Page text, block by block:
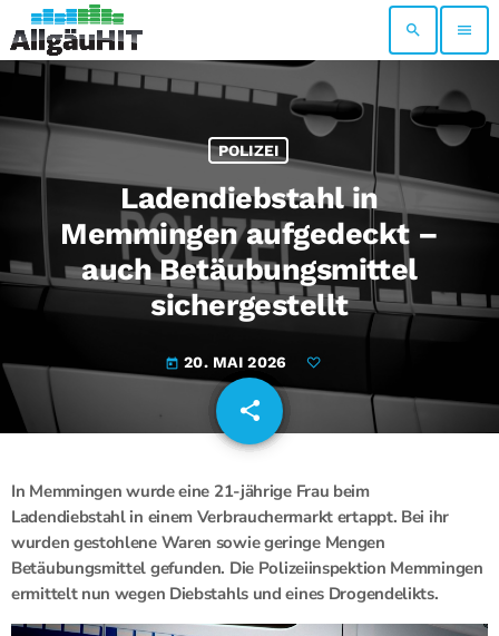
search menu
POLIZEI
Ladendiebstahl in
Memmingen aufgedeckt –
auch Betäubungsmittel
sichergestellt
today 20. MAI 2026
share
email
In Memmingen wurde eine 21-jährige Frau beim
Ladendiebstahl in einem Verbrauchermarkt ertappt. Bei ihr
wurden gestohlene Waren sowie geringe Mengen
Betäubungsmittel gefunden. Die Polizeiinspektion Memmingen
ermittelt nun wegen Diebstahls und eines Drogendelikts.